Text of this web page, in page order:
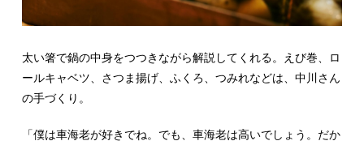
太い箸で鍋の中身をつつきながら解説してくれる。えび巻、ロ
ールキャベツ、さつま揚げ、ふくろ、つみれなどは、中川さん
の手づくり。
「僕は車海老が好きでね。でも、車海老は高いでしょう。だか